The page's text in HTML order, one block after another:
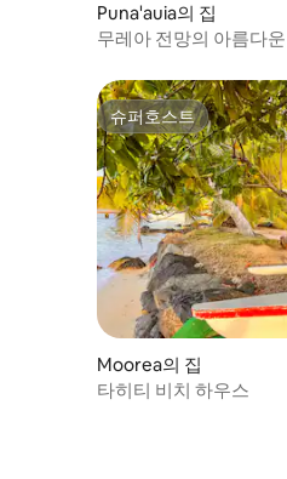
Puna'auia의 집
무레아 전망의 아름다
슈퍼호스트
슈퍼호스트
Moorea의 집
타히티 비치 하우스